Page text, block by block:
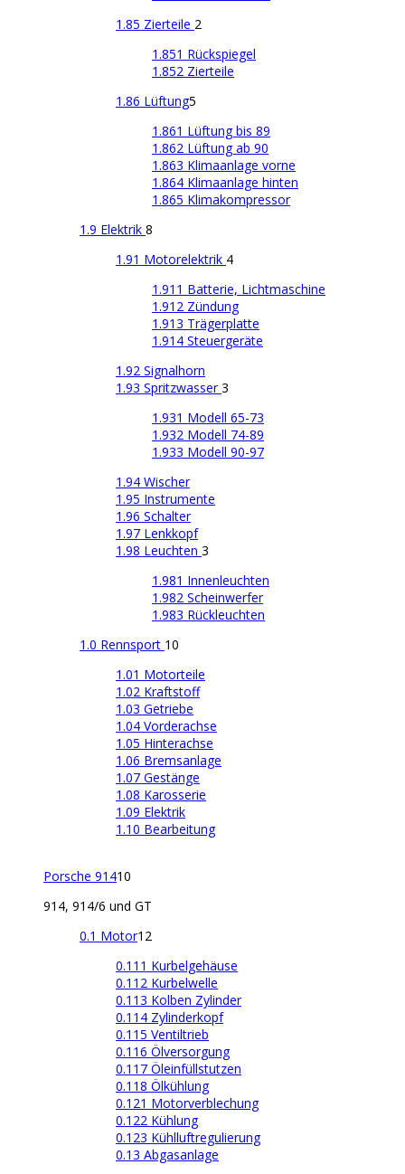
1.85 Zierteile 2
1.851 Rückspiegel
1.852 Zierteile
1.86 Lüftung5
1.861 Lüftung bis 89
1.862 Lüftung ab 90
1.863 Klimaanlage vorne
1.864 Klimaanlage hinten
1.865 Klimakompressor
1.9 Elektrik 8
1.91 Motorelektrik 4
1.911 Batterie, Lichtmaschine
1.912 Zündung
1.913 Trägerplatte
1.914 Steuergeräte
1.92 Signalhorn
1.93 Spritzwasser3
1.931 Modell 65-73
1.932 Modell 74-89
1.933 Modell 90-97
1.94 Wischer
1.95 Instrumente
1.96 Schalter
1.97 Lenkkopf
1.98 Leuchten 3
1.981 Innenleuchten
1.982 Scheinwerfer
1.983 Rückleuchten
1.0 Rennsport 10
1.01 Motorteile
1.02 Kraftstoff
1.03 Getriebe
1.04 Vorderachse
1.05 Hinterachse
1.06 Bremsanlage
1.07 Gestänge
1.08 Karosserie
1.09 Elektrik
1.10 Bearbeitung
Porsche 91410
914, 914/6 und GT
0.1 Motor12
0.111 Kurbelgehäuse
0.112 Kurbelwelle
0.113 Kolben Zylinder
0.114 Zylinderkopf
0.115 Ventiltrieb
0.116 Ölversorgung
0.117 Öleinfüllstutzen
0.118 Ölkühlung
0.121 Motorverblechung
0.122 Kühlung
0.123 Kühlluftregulierung
0.13 Abgasanlage